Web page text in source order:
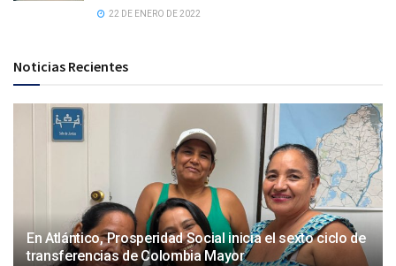
22 DE ENERO DE 2022
Noticias Recientes
En Atlántico, Prosperidad Social inicia el sexto ciclo de
transferencias de Colombia Mayor